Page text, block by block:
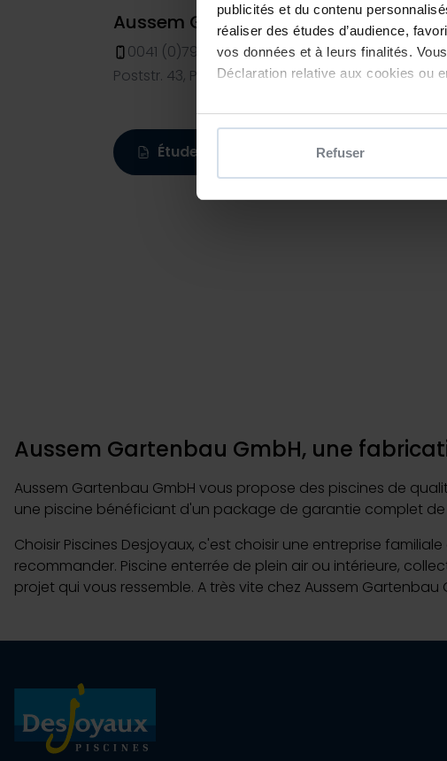
publicités et du contenu
réaliser des études d’audience,
vos données et à leurs finalités.
Déclaration relative aux cookies ou
Si vous le permettez, nous
Identifier votre appareil en
digitales).
Pour en savoir plus sur le
. Vous pouvez modifier
Les cookies nous permettent de
sociaux et d'analyser notre trafic.
partenaires de médias sociaux, de
vous leur avez fournies ou qu'ils
Refuser
Aussem Gartenbau GmbH - Piscines
0041 (0)79 81 86 482
Poststr. 43, Pfyn, 8505
Étude personnalisée
Aussem Gartenbau GmbH, une
Aussem Gartenbau GmbH vous propose des piscines de
une piscine bénéficiant d'un package de garantie complet de
Choisir Piscines Desjoyaux, c'est choisir une entreprise
recommander. Piscine enterrée de plein air ou intérieure,
projet qui vous ressemble. A très vite chez Aussem Gartenbau